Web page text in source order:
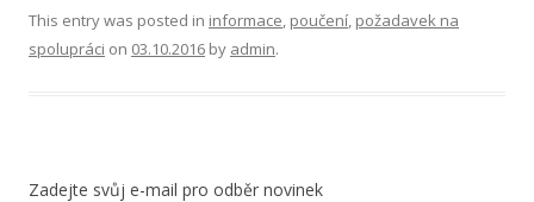
This entry was posted in informace, poučení, požadavek na
spolupráci on 03.10.2016 by admin.
Zadejte svůj e-mail pro odběr novinek